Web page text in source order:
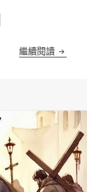
繼續閱讀 宗教
宗教音樂簡史-聖經時期